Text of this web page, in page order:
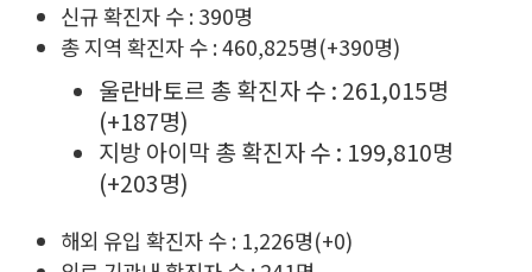
신규 확진자 수 : 390명
총 지역 확진자 수 : 460,825명(+390명)
울란바토르 총 확진자 수 : 261,015명
(+187명)
지방 아이막 총 확진자 수 : 199,810명
(+203명)
해외 유입 확진자 수 : 1,226명(+0)